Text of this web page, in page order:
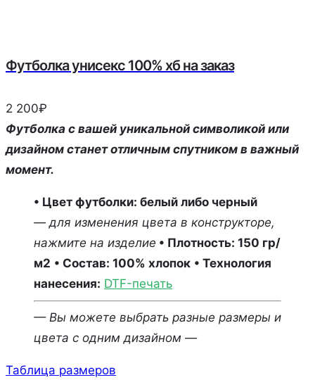
Футболка унисекс 100% хб на заказ
2 200₽
Футболка с вашей уникальной символикой или
дизайном станет отличным спутником в важный
момент.
• Цвет футболки: белый либо черный
—для изменения цвета в конструкторе,
нажмите на изделие • Плотность: 150 гр/
м2 • Состав: 100% хлопок • Технология
нанесения: DTF-печать
— Вы можете выбрать разные размеры и
цвета с одним дизайном —
Таблица размеров